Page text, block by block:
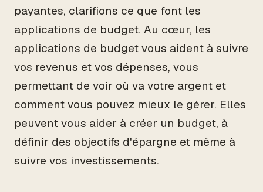
payantes, clarifions ce que font les
applications de budget. Au cœur, les
applications de budget vous aident à suivre
vos revenus et vos dépenses, vous
permettant de voir où va votre argent et
comment vous pouvez mieux le gérer. Elles
peuvent vous aider à créer un budget, à
définir des objectifs d'épargne et même à
suivre vos investissements.